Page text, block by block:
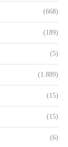
(668)
(189)
(5)
(1.889)
(15)
(15)
(6)